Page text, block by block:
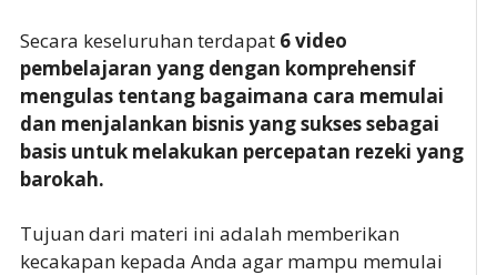
Secara keseluruhan terdapat 6 video
pembelajaran yang dengan komprehensif
mengulas tentang bagaimana cara memulai
dan menjalankan bisnis yang sukses sebagai
basis untuk melakukan percepatan rezeki yang
barokah.
Tujuan dari materi ini adalah memberikan
kecakapan kepada Anda agar mampu memulai